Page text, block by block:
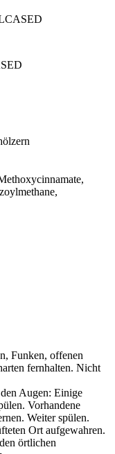
Funken, offenen
fernhalten. Nicht
Augen: Einige
Vorhandene
Weiter spülen.
Ort aufgewahren.
örtlichen